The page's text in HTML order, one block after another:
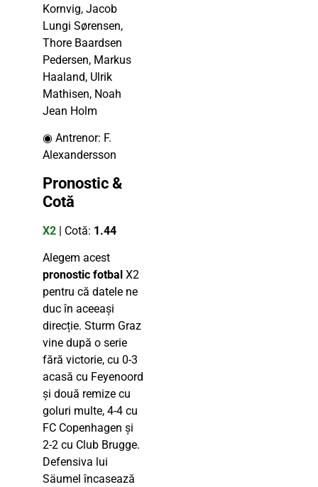
Kornvig, Jacob
Lungi Sørensen,
Thore Baardsen
Pedersen, Markus
Haaland, Ulrik
Mathisen, Noah
Jean Holm
◉ Antrenor: F.
Alexandersson
Pronostic &
Cotă
X2 | Cotă: 1.44
Alegem acest
pronostic fotbal X2
pentru că datele ne
duc în aceeași
direcție. Sturm Graz
vine după o serie
fără victorie, cu 0-3
acasă cu Feyenoord
și două remize cu
goluri multe, 4-4 cu
FC Copenhagen și
2-2 cu Club Brugge.
Defensiva lui
Säumel încasează